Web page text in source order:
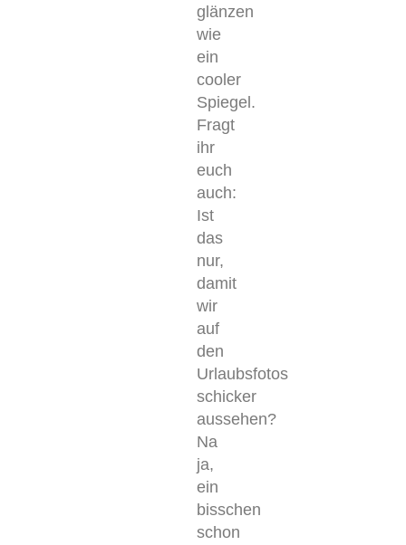
glänzen
wie
ein
cooler
Spiegel.
Fragt
ihr
euch
auch:
Ist
das
nur,
damit
wir
auf
den
Urlaubsfotos
schicker
aussehen?
Na
ja,
ein
bisschen
schon